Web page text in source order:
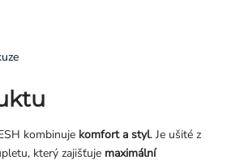
kombinuje komfort a styl. Je ušité z
který zajišťuje maximální